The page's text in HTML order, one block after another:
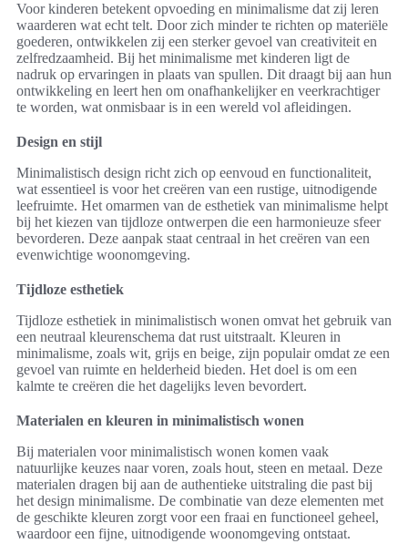
Voor kinderen betekent opvoeding en minimalisme dat zij leren
waarderen wat echt telt. Door zich minder te richten op materiële
goederen, ontwikkelen zij een sterker gevoel van creativiteit en
zelfredzaamheid. Bij het minimalisme met kinderen ligt de
nadruk op ervaringen in plaats van spullen. Dit draagt bij aan hun
ontwikkeling en leert hen om onafhankelijker en veerkrachtiger
te worden, wat onmisbaar is in een wereld vol afleidingen.
Design en stijl
Minimalistisch design richt zich op eenvoud en functionaliteit,
wat essentieel is voor het creëren van een rustige, uitnodigende
leefruimte. Het omarmen van de esthetiek van minimalisme helpt
bij het kiezen van tijdloze ontwerpen die een harmonieuze sfeer
bevorderen. Deze aanpak staat centraal in het creëren van een
evenwichtige woonomgeving.
Tijdloze esthetiek
Tijdloze esthetiek in minimalistisch wonen omvat het gebruik van
een neutraal kleurenschema dat rust uitstraalt. Kleuren in
minimalisme, zoals wit, grijs en beige, zijn populair omdat ze een
gevoel van ruimte en helderheid bieden. Het doel is om een
kalmte te creëren die het dagelijks leven bevordert.
Materialen en kleuren in minimalistisch wonen
Bij materialen voor minimalistisch wonen komen vaak
natuurlijke keuzes naar voren, zoals hout, steen en metaal. Deze
materialen dragen bij aan de authentieke uitstraling die past bij
het design minimalisme. De combinatie van deze elementen met
de geschikte kleuren zorgt voor een fraai en functioneel geheel,
waardoor een fijne, uitnodigende woonomgeving ontstaat.